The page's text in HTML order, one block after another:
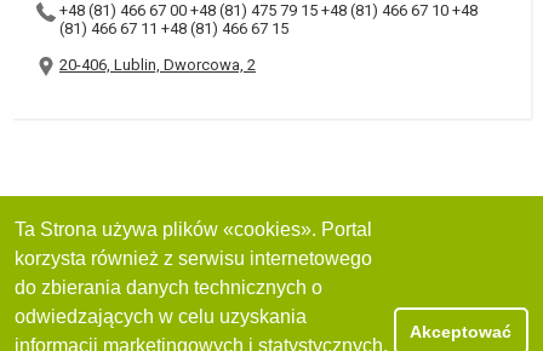
+48 (81) 466 67 00 +48 (81) 475 79 15 +48 (81) 466 67 10 +48
(81) 466 67 11 +48 (81) 466 67 15
20-406, Lublin, Dworcowa, 2
Ta Strona używa plików «cookies». Portal
korzysta również z serwisu internetowego
do zbierania danych technicznych o
odwiedzających w celu uzyskania
informacji marketingowych i statystycznych.
Akceptować